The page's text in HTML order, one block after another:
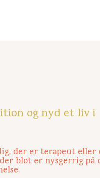
og nyd et liv i
der er terapeut eller
blot er nysgerrig på